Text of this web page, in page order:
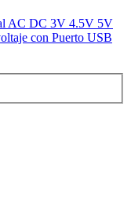
AC DC 3V 4.5V 5V
con Puerto USB